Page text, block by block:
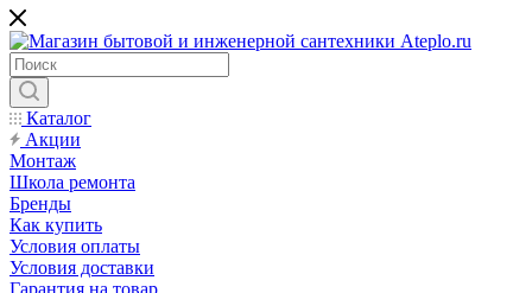
Каталог
Акции
Монтаж
Школа ремонта
Бренды
Как купить
Условия оплаты
Условия доставки
Гарантия на товар